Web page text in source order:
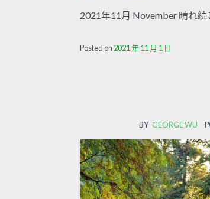
2021年11月 November 晴れ
Posted on 2021 年 11 月 1 日
BY GEORGE WU